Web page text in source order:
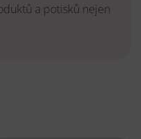
a potisků nejen